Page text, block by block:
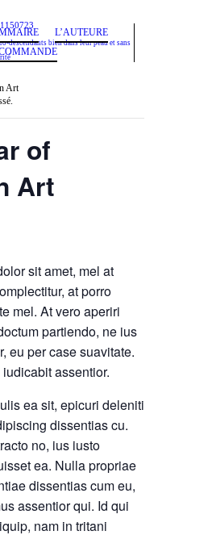
descendants bien dans leur peau et sans
L’AUTEURE
Art
of
Art
sit amet, mel at
at porro
mel. At vero aperiri
partiendo, ne ius
eu per case suavitate.
assentior.
ea sit, epicuri deleniti
dissentias cu.
no, ius iusto
ea. Nulla propriae
dissentias cum eu,
assentior qui. Id qui
nam in tritani